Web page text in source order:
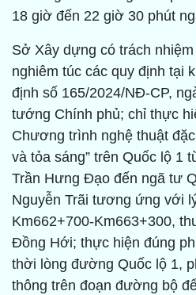
18 giờ đến 22 giờ 30 phút
Sở Xây dựng có trách
nghiêm túc các quy định tại
định số 165/2024/NĐ-CP,
tướng Chính phủ; chỉ thực
Chương trình nghệ thuật
và tỏa sáng” trên Quốc lộ 1
Trần Hưng Đạo đến ngã tư
Nguyễn Trãi tương ứng với
Km662+700-Km663+300,
Đồng Hới; thực hiện đúng
thời lòng đường Quốc lộ 1,
thông trên đoạn đường bộ